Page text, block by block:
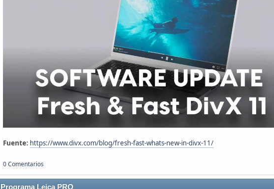
Fuente: https://www.divx.com/blog/fresh-fast-whats-new-in-divx-11/
0 Comentarios
Programa Leica PRO